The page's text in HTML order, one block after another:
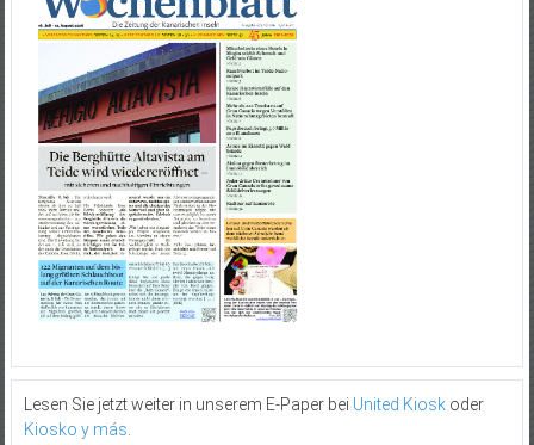
Lesen Sie jetzt weiter in unserem E-Paper bei United Kioskoder
Kiosko y más